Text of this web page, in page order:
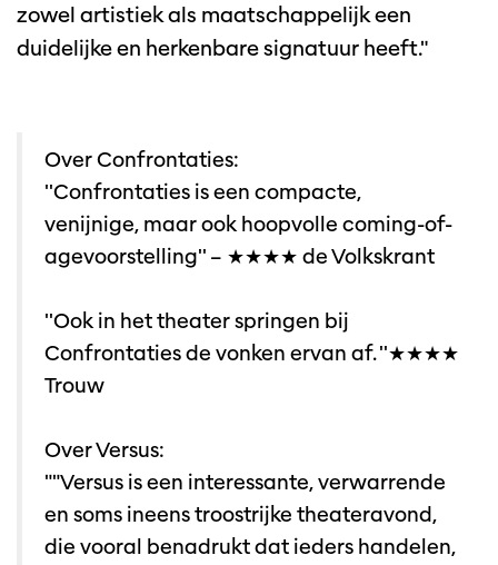
zowel artistiek als maatschappelijk een
duidelijke en herkenbare signatuur heeft."
Over Confrontaties:
''Confrontaties is een compacte,
venijnige, maar ook hoopvolle coming-of-
agevoorstelling'' – ★★★★ de Volkskrant
''Ook in het theater springen bij
Confrontaties de vonken ervan af. ''★★★★
Trouw
Over Versus:
""Versus is een interessante, verwarrende
en soms ineens troostrijke theateravond,
die vooral benadrukt dat ieders handelen,